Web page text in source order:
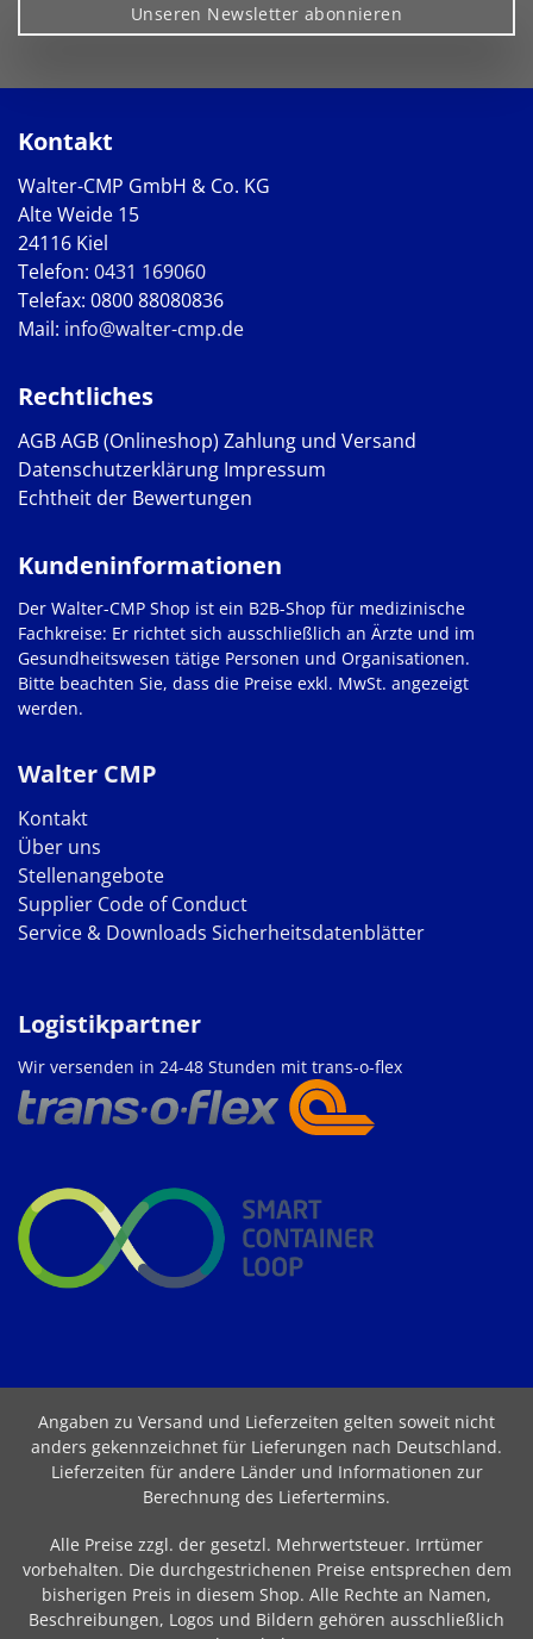
Unseren Newsletter abonnieren
Kontakt
Walter-CMP GmbH & Co. KG
Alte Weide 15
24116 Kiel
Telefon: 0431 169060
Telefax: 0800 88080836
Mail: info@walter-cmp.de
Rechtliches
AGBAGB (Onlineshop) Zahlung und Versand
Datenschutzerklärung Impressum
Echtheit der Bewertungen
Walter CMP
Kontakt
Über uns
Stellenangebote
Supplier Code of Conduct
Service & Downloads Sicherheitsdatenblätter
Kundeninformationen
Der Walter-CMP Shop ist ein B2B-Shop für medizinische
Fachkreise: Er richtet sich ausschließlich an Ärzte und im
Gesundheitswesen tätige Personen und Organisationen.
Bitte beachten Sie, dass die Preise exkl. MwSt. angezeigt
werden.
Logistikpartner
Wir versenden in 24-48 Stunden mit trans-o-flex
Angaben zu Versand und Lieferzeiten gelten soweit nicht
anders gekennzeichnet für Lieferungen nach Deutschland.
Lieferzeiten für andere Länder und Informationen zur
Berechnung des Liefertermins.
Alle Preise zzgl. der gesetzl. Mehrwertsteuer. Irrtümer
vorbehalten. Die durchgestrichenen Preise entsprechen dem
bisherigen Preis in diesem Shop. Alle Rechte an Namen,
Beschreibungen, Logos und Bildern gehören ausschließlich